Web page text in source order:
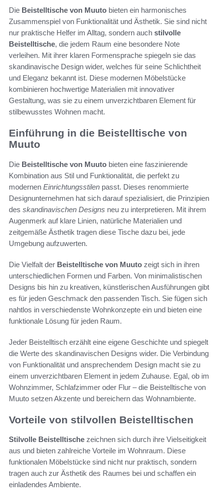
Die Beistelltische von Muuto bieten ein harmonisches
Zusammenspiel von Funktionalität und Ästhetik. Sie sind nicht
nur praktische Helfer im Alltag, sondern auch stilvolle
Beistelltische, die jedem Raum eine besondere Note
verleihen. Mit ihrer klaren Formensprache spiegeln sie das
skandinavische Design wider, welches für seine Schlichtheit
und Eleganz bekannt ist. Diese modernen Möbelstücke
kombinieren hochwertige Materialien mit innovativer
Gestaltung, was sie zu einem unverzichtbaren Element für
stilbewusstes Wohnen macht.
Einführung in die Beistelltische von
Muuto
Die Beistelltische von Muuto bieten eine faszinierende
Kombination aus Stil und Funktionalität, die perfekt zu
modernen Einrichtungsstilen passt. Dieses renommierte
Designunternehmen hat sich darauf spezialisiert, die Prinzipien
des skandinavischen Designs neu zu interpretieren. Mit ihrem
Augenmerk auf klare Linien, natürliche Materialien und
zeitgemäße Ästhetik tragen diese Tische dazu bei, jede
Umgebung aufzuwerten.
Die Vielfalt der Beistelltische von Muuto zeigt sich in ihren
unterschiedlichen Formen und Farben. Von minimalistischen
Designs bis hin zu kreativen, künstlerischen Ausführungen gibt
es für jeden Geschmack den passenden Tisch. Sie fügen sich
nahtlos in verschiedenste Wohnkonzepte ein und bieten eine
funktionale Lösung für jeden Raum.
Jeder Beistelltisch erzählt eine eigene Geschichte und spiegelt
die Werte des skandinavischen Designs wider. Die Verbindung
von Funktionalität und ansprechendem Design macht sie zu
einem unverzichtbaren Element in jedem Zuhause. Egal, ob im
Wohnzimmer, Schlafzimmer oder Flur – die Beistelltische von
Muuto setzen Akzente und bereichern das Wohnambiente.
Vorteile von stilvollen Beistelltischen
Stilvolle Beistelltische zeichnen sich durch ihre Vielseitigkeit
aus und bieten zahlreiche Vorteile im Wohnraum. Diese
funktionalen Möbelstücke sind nicht nur praktisch, sondern
tragen auch zur Ästhetik des Raumes bei und schaffen ein
einladendes Ambiente.